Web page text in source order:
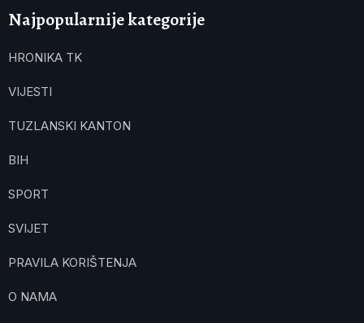
Najpopularnije kategorije
HRONIKA TK
VIJESTI
TUZLANSKI KANTON
BIH
SPORT
SVIJET
PRAVILA KORIŠTENJA
O NAMA